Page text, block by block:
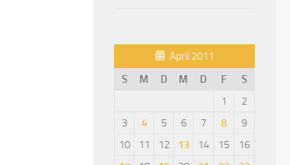
April 2011
S
M D M D F
S
1
2
3
4 5 6 7 8
9
10
11 12 13 14 15
16